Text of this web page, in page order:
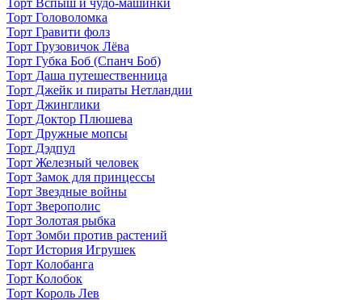
Торт Вспыш и чудо-машинки
Торт Головоломка
Торт Гравити фолз
Торт Грузовичок Лёва
Торт Губка Боб (Спанч Боб)
Торт Даша путешественница
Торт Джейк и пираты Нетландии
Торт Джинглики
Торт Доктор Плюшева
Торт Дружные мопсы
Торт Дэдпул
Торт Железный человек
Торт Замок для принцессы
Торт Звездные войны
Торт Зверополис
Торт Золотая рыбка
Торт Зомби против растений
Торт История Игрушек
Торт Колобанга
Торт Колобок
Торт Король Лев